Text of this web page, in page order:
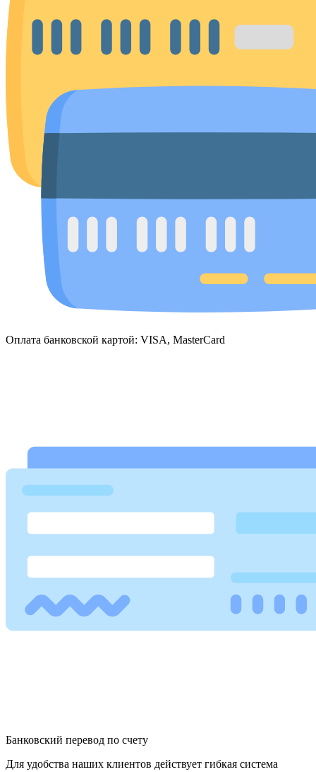
Оплата банковской картой: VISA, MasterCard
Банковский перевод по счету
Для удобства наших клиентов действует гибкая система